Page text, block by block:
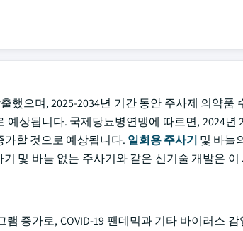
했으며, 2025-2034년 기간 동안 주사제 의약품
상됩니다. 국제당뇨병연맹에 따르면, 2024년
가할 것으로 예상됩니다. 일회용 주사기 및 바늘
및 바늘 없는 주사기와 같은 신기술 개발은
증가로, COVID-19 팬데믹과 기타 바이러스